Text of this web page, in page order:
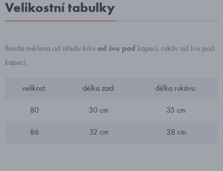
Velikostní tabulky
Bunda měřena od středu krkuod švu pod kapucí, rukáv od švu pod
kapucí:
velikost: délka zad: délka rukávu:
80 30 cm 35 cm
86 32 cm 38 cm